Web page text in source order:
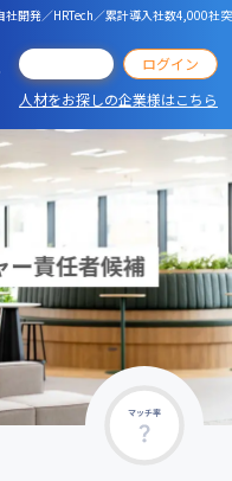
開発／HRTech／累計導入社数4,000
ログイン
人材をお探しの企業様はこちら
マッチ率